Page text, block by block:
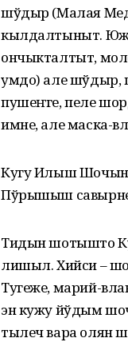
шўдыр (Малая
кылдалтыныт.
ончыкталтыт,
умдо) але шўдыр,
пушеҥге, пеле
имне, але маска-
Кугу Илыш
Пўрышыш
Тидын шотышто
лишыл. Хийси –
Тугеже, марий-
эн кужу йўдым
тылеч вара олян